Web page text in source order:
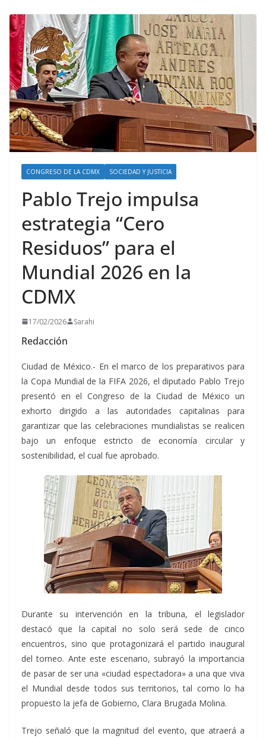
CONGRESO DE LA CDMX SOCIEDAD Y JUSTICIA
Pablo Trejo impulsa
estrategia “Cero
Residuos” para el
Mundial 2026 en la
CDMX
17/02/2026 Sarahi
Redacción
Ciudad de México.- En el marco de los preparativos para
la Copa Mundial de la FIFA 2026, el diputado Pablo Trejo
presentó en el Congreso de la Ciudad de México un
exhorto dirigido a las autoridades capitalinas para
garantizar que las celebraciones mundialistas se realicen
bajo un enfoque estricto de economía circular y
sostenibilidad, el cual fue aprobado.
Durante su intervención en la tribuna, el legislador
destacó que la capital no solo será sede de cinco
encuentros, sino que protagonizará el partido inaugural
del torneo. Ante este escenario, subrayó la importancia
de pasar de ser una «ciudad espectadora» a una que viva
el Mundial desde todos sus territorios, tal como lo ha
propuesto la jefa de Gobierno, Clara Brugada Molina.
Trejo señaló que la magnitud del evento, que atraerá a